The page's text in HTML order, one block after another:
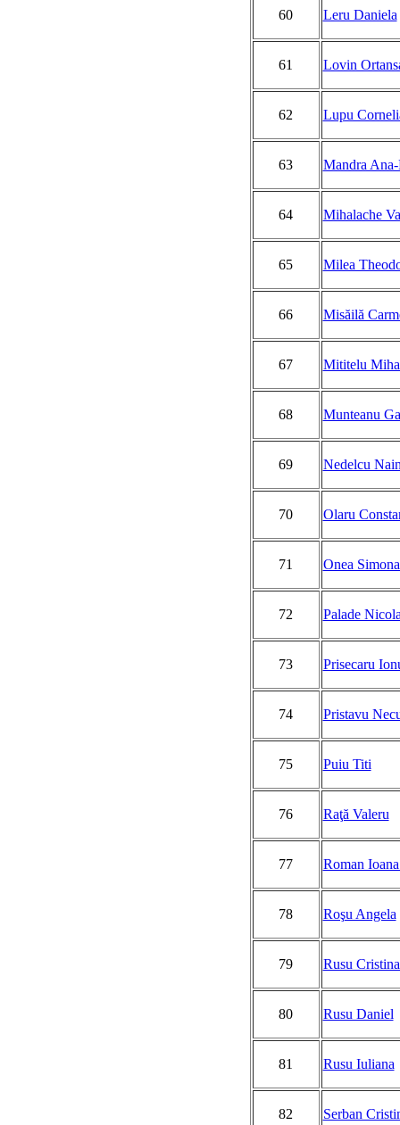
60 Leru Daniela
61 Lovin
62 Lupu
63 Mandra
64 Mihalache
65 Milea
66 Misăilă
67 Mititelu
68 Munteanu
69 Nedelcu
70 Olaru
71 Onea
72 Palade
73 Prisecaru
74 Pristavu
75 Puiu Titi
76 Raţă Valeru
77 Roman
78 Roşu Angela
79 Rusu
80 Rusu Daniel
81 Rusu Iuliana
82 Serban